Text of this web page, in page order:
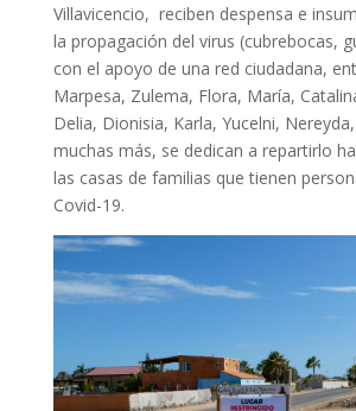
Villavicencio, reciben despensa e
la propagación del virus (cubrebocas,
con el apoyo de una red ciudadana,
Marpesa, Zulema, Flora, María,
Delia, Dionisia, Karla, Yucelni,
muchas más, se dedican a repartirlo
las casas de familias que tienen
Covid-19.